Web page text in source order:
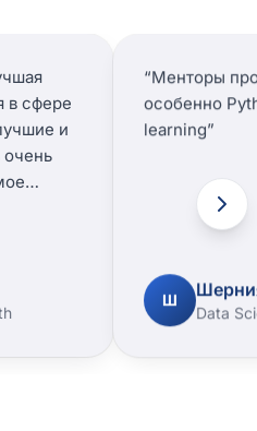
в сфере
и
очень
не
“Менторы
особенно
learning”
Ш
Data